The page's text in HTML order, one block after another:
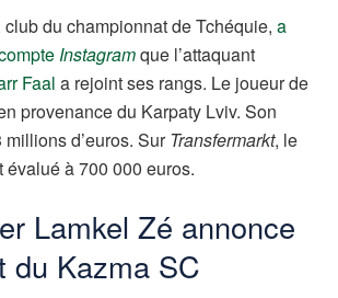
du championnat de Tchéquie, a
Instagramque l’attaquant
Faal a rejoint ses rangs. Le joueur de
provenance du Karpaty Lviv. Son
d’euros. Sur Transfermarkt, le
évalué à 700 000 euros.
Lamkel Zé annonce
du Kazma SC